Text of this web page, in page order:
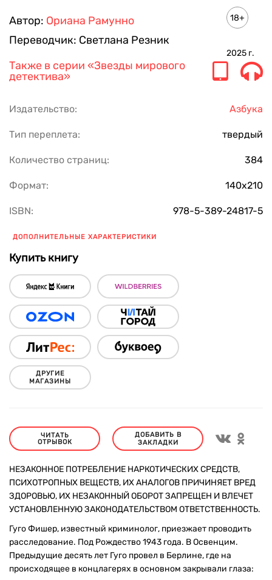
СОВРЕМЕННАЯ ЗАРУБЕЖНАЯ ПРОЗА
ОЖИДАЕМЫЕ КНИГИ 2024
Автор: Ориана Рамунно
Переводчик: Светлана Резник
18+
2025 г.
Также в серии «Звезды мирового
детектива»
Издательство: Азбука
Тип переплета: твердый
Количество страниц: 384
Формат: 140х210
ISBN: 978-5-389-24817-5
ДОПОЛНИТЕЛЬНЫЕ ХАРАКТЕРИСТИКИ
Купить книгу
ДРУГИЕ
МАГАЗИНЫ
ЧИТАТЬ
ОТРЫВОК
ДОБАВИТЬ В
ЗАКЛАДКИ
НЕЗАКОННОЕ ПОТРЕБЛЕНИЕ НАРКОТИЧЕСКИХ СРЕДСТВ,
ПСИХОТРОПНЫХ ВЕЩЕСТВ, ИХ АНАЛОГОВ ПРИЧИНЯЕТ ВРЕД
ЗДОРОВЬЮ, ИХ НЕЗАКОННЫЙ ОБОРОТ ЗАПРЕЩЕН И ВЛЕЧЕТ
УСТАНОВЛЕННУЮ ЗАКОНОДАТЕЛЬСТВОМ ОТВЕТСТВЕННОСТЬ.
Гуго Фишер, известный криминолог, приезжает проводить
расследование. Под Рождество 1943 года. В Освенцим.
Предыдущие десять лет Гуго провел в Берлине, где на
происходящее в концлагерях в основном закрывали глаза: